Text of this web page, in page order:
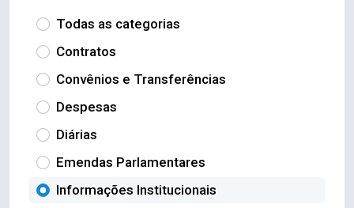
Todas as categorias
Contratos
Convênios e Transferências
Despesas
Diárias
Emendas Parlamentares
Informações Institucionais